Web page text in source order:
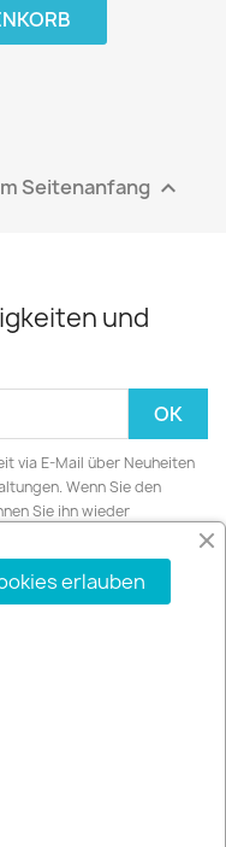
Seitenanfang 
und
via E-Mail über Neuheiten
Wenn Sie den
Sie ihn wieder
erlauben